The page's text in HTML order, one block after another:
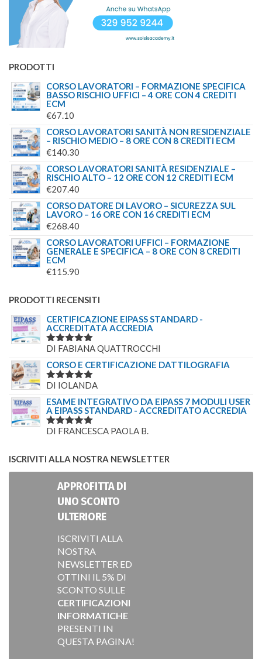
PRODOTTI
CORSO LAVORATORI – FORMAZIONE SPECIFICA
BASSO RISCHIO UFFICI – 4 ORE CON 4 CREDITI
ECM
€67.10
CORSO LAVORATORI SANITÀ NON RESIDENZIALE
– RISCHIO MEDIO – 8 ORE CON 8 CREDITI ECM
€140.30
CORSO LAVORATORI SANITÀ RESIDENZIALE –
RISCHIO ALTO – 12 ORE CON 12 CREDITI ECM
€207.40
CORSO DATORE DI LAVORO – SICUREZZA SUL
LAVORO – 16 ORE CON 16 CREDITI ECM
€268.40
CORSO LAVORATORI UFFICI – FORMAZIONE
GENERALE E SPECIFICA – 8 ORE CON 8 CREDITI
ECM
€115.90
PRODOTTI RECENSITI
CERTIFICAZIONE EIPASS STANDARD -
ACCREDITATA ACCREDIA
VALUTATO
DI FABIANA QUATTROCCHI
CORSO E CERTIFICAZIONE DATTILOGRAFIA
VALUTATO
DI IOLANDA
ESAME INTEGRATIVO DA EIPASS 7 MODULI USER
A EIPASS STANDARD - ACCREDITATO ACCREDIA
VALUTATO
DI FRANCESCA PAOLA B.
ISCRIVITI ALLA NOSTRA NEWSLETTER
APPROFITTA DI
UNO SCONTO
ULTERIORE
ISCRIVITI ALLA
NOSTRA
NEWSLETTER ED
OTTINI IL 5% DI
SCONTO SULLE
CERTIFICAZIONI
INFORMATICHE
PRESENTI IN
QUESTA PAGINA!